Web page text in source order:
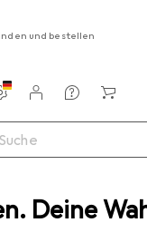
Deine
und bestellen
RS PRO HSS